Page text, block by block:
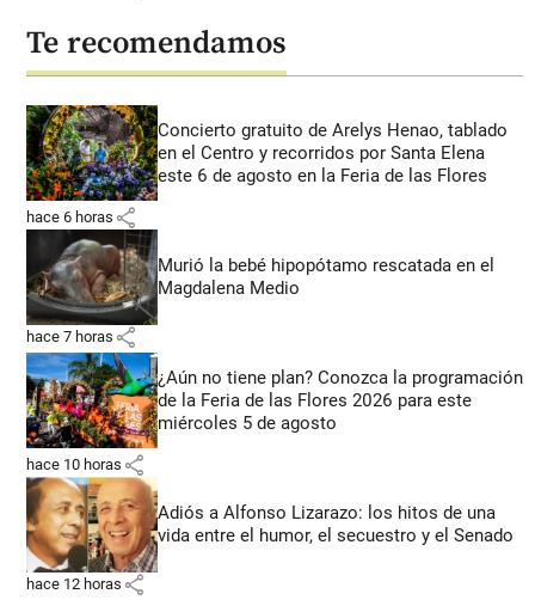
Te recomendamos
Concierto gratuito de Arelys Henao, tablado
en el Centro y recorridos por Santa Elena
este 6 de agosto en la Feria de las Flores
hace 6 horas share
Murió la bebé hipopótamo rescatada en el
Magdalena Medio
hace 7 horas share
¿Aún no tiene plan? Conozca la programación
de la Feria de las Flores 2026 para este
miércoles 5 de agosto
hace 10 horas share
Adiós a Alfonso Lizarazo: los hitos de una
vida entre el humor, el secuestro y el Senado
hace 12 horas share